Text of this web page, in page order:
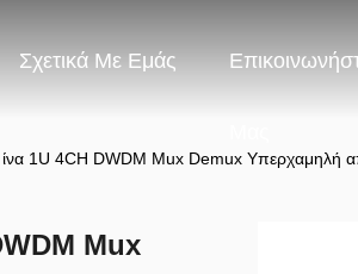
Σχετικά Με Εμάς
ίνα 1U 4CH DWDM Mux Demux Υπερχαμηλή
Mux